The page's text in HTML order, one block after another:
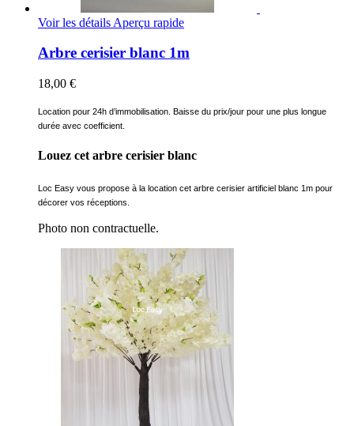
Voir les détails Aperçu rapide
Arbre cerisier blanc 1m
18,00 €
Location pour 24h d’immobilisation. Baisse du prix/jour pour une plus longue
durée avec coefficient.
Louez cet arbre cerisier blanc
Loc Easy vous propose à la location cet arbre cerisier artificiel blanc 1m pour
décorer vos réceptions.
Photo non contractuelle.